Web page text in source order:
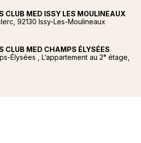
CLUB MED ISSY LES MOULINEAUX
92130 Issy-Les-Moulineaux
CLUB MED CHAMPS ÉLYSÉES
Élysées , L’appartement au 2ᵉ étage,